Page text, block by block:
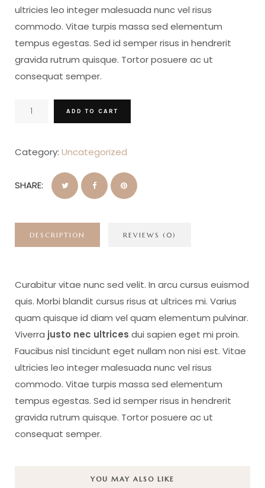
ultricies leo integer malesuada nunc vel risus
commodo. Vitae turpis massa sed elementum
tempus egestas. Sed id semper risus in hendrerit
gravida rutrum quisque. Tortor posuere ac ut
consequat semper.
quantity
ADD TO CART
Category: Uncategorized
SHARE:
DESCRIPTION REVIEWS (0)
Curabitur vitae nunc sed velit. In arcu cursus euismod
quis. Morbi blandit cursus risus at ultrices mi. Varius
quam quisque id diam vel quam elementum pulvinar.
Viverra justo nec ultrices dui sapien eget mi proin.
Faucibus nisl tincidunt eget nullam non nisi est. Vitae
ultricies leo integer malesuada nunc vel risus
commodo. Vitae turpis massa sed elementum
tempus egestas. Sed id semper risus in hendrerit
gravida rutrum quisque. Tortor posuere ac ut
consequat semper.
YOU MAY ALSO LIKE